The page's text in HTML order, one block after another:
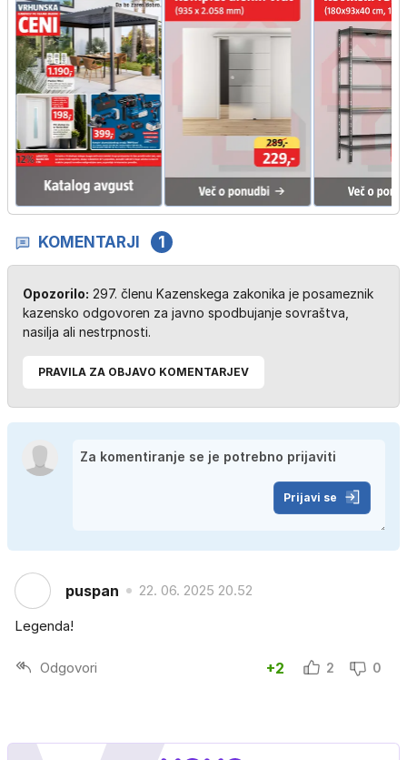
KOMENTARJI 1
Opozorilo: 297. členu Kazenskega zakonika je posameznik
kazensko odgovoren za javno spodbujanje sovraštva,
nasilja ali nestrpnosti.
PRAVILA ZA OBJAVO KOMENTARJEV
Prijavi se
puspan 22. 06. 2025 20.52
Legenda!
Odgovori +2 2 0